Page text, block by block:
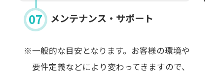
メンテナンス・サポート
※一般的な目安となります。お客様の環境や
要件定義などにより変わってきますので、